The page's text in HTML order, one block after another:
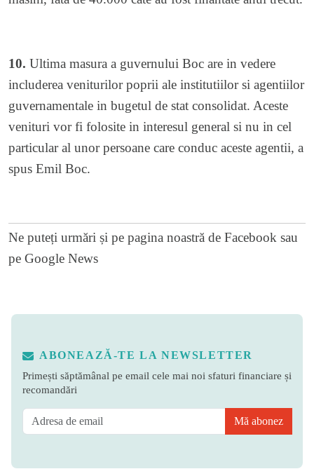
10. Ultima masura a guvernului Boc are in vedere
includerea veniturilor poprii ale institutiilor si agentiilor
guvernamentale in bugetul de stat consolidat. Aceste
venituri vor fi folosite in interesul general si nu in cel
particular al unor persoane care conduc aceste agentii, a
spus Emil Boc.
Ne puteți urmări și pe pagina noastră de Facebook sau
pe Google News
ABONEAZĂ-TE LA NEWSLETTER
Primești săptămânal pe email cele mai noi sfaturi financiare și
recomandări
Mă abonez